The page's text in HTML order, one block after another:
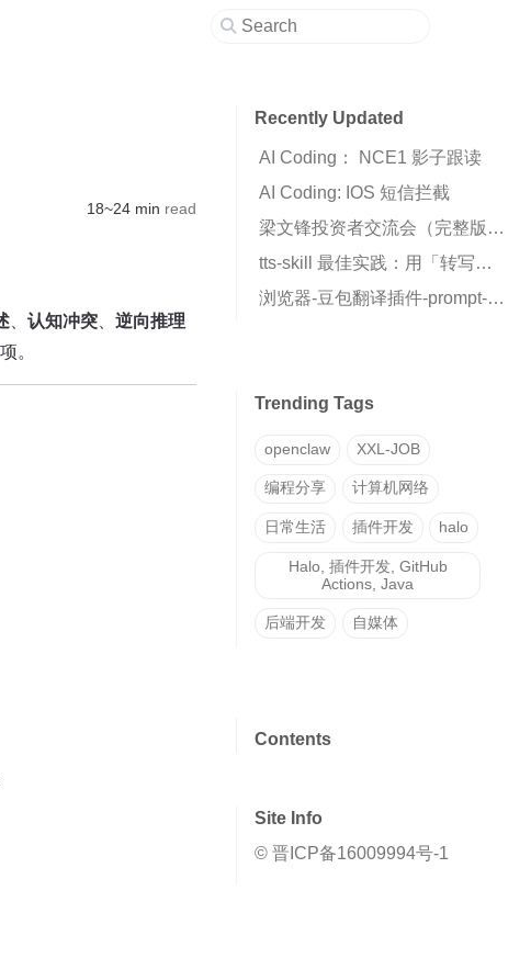
18~24 min read
认知冲突
逆向推理
。
Recently Updated
AI Coding： NCE1 影子跟读
AI Coding: IOS 短信拦截
梁文锋投资者交流会（完整版全文）
tts-skill 最佳实践：用「转写→克隆」两步法获得高质量声音克隆
浏览器-豆包翻译插件-prompt-insert
Trending Tags
openclaw XXL-JOB
编程分享 计算机网络
日常生活 插件开发 halo
Halo, 插件开发, GitHub
Actions, Java
后端开发 自媒体
Contents
Site Info
© 晋ICP备16009994号-1